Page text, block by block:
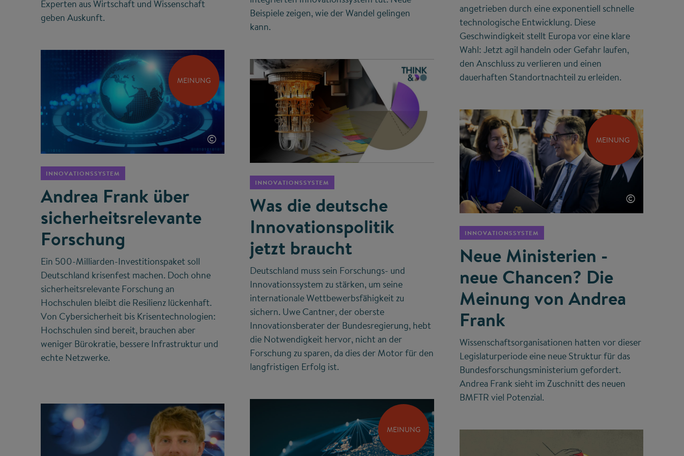
Experten aus Wirtschaft und Wissenschaft
geben Auskunft.
Beispiele zeigen, wie der Wandel gelingen
kann.
angetrieben durch eine exponentiell schnelle
technologische Entwicklung. Diese
Geschwindigkeit stellt Europa vor eine klare
Wahl: Jetzt agil handeln oder Gefahr laufen,
den Anschluss zu verlieren und einen
dauerhaften Standortnachteil zu erleiden.
MEINUNG
©
INNOVATIONSSYSTEM
Andrea Frank über
sicherheits­relevante
Forschung
Ein 500-Milliarden-Investitionspaket soll
Deutschland krisenfest machen. Doch ohne
sicherheitsrelevante Forschung an
Hochschulen bleibt die Resilienz lückenhaft.
Von Cybersicherheit bis Krisentechnologien:
Hochschulen sind bereit, brauchen aber
weniger Bürokratie, bessere Infrastruktur und
echte Netzwerke.
INNOVATIONSSYSTEM
Was die deutsche
Innovationspolitik
jetzt braucht
Deutschland muss sein Forschungs- und
Innovationssystem zu stärken, um seine
internationale Wettbewerbsfähigkeit zu
sichern. Uwe Cantner, der oberste
Innovationsberater der Bundesregierung, hebt
die Notwendigkeit hervor, nicht an der
Forschung zu sparen, da dies der Motor für den
langfristigen Erfolg ist.
MEINUNG
©
INNOVATIONSSYSTEM
Neue Ministerien -
neue Chancen? Die
Meinung von Andrea
Frank
Wissenschaftsorganisationen hatten vor dieser
Legislaturperiode eine neue Struktur für das
Bundesforschungsministerium gefordert.
Andrea Frank sieht im Zuschnitt des neuen
BMFTR viel Potenzial.
MEINUNG